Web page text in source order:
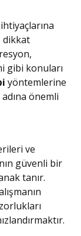
dikkat
gibi konuları
yöntemlerine
önemli
ve
güvenli bir
tanır.